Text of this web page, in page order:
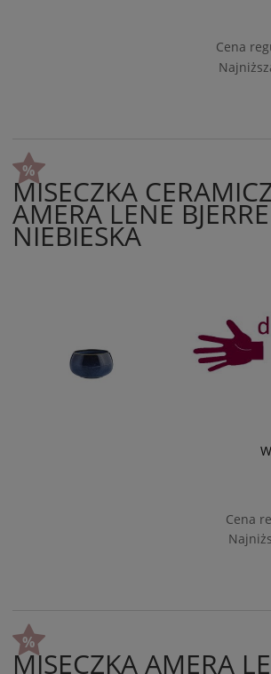
Cena
MISECZKA
AMERA LENE
NIEBIESKA
Cena
MISECZKA AMERA